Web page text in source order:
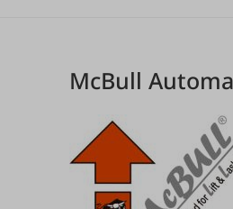
McBull